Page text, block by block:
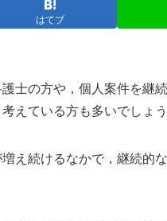
はてブ
士の方や，個人案件を継
えている方も多いでしょう
え続けるなかで，継続的